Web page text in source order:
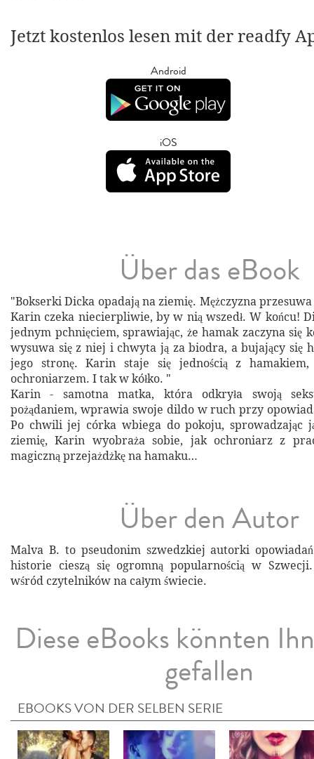
Jetzt kostenlos lesen mit der readfy
Android
iOS
Über das eBook
"Bokserki Dicka opadają na ziemię. Mężczyzna
Karin czeka niecierpliwie, by w nią wszedł. W końcu!
jednym pchnięciem, sprawiając, że hamak zaczyna się
wysuwa się z niej i chwyta ją za biodra, a bujający się
jego stronę. Karin staje się jednością z
ochroniarzem. I tak w kółko. "
Karin - samotna matka, która odkryła swoją
pożądaniem, wprawia swoje dildo w ruch przy
Po chwili jej córka wbiega do pokoju, sprowadzając
ziemię, Karin wyobraża sobie, jak ochroniarz z
magiczną przejażdżkę na hamaku…
Über den Autor
Malva B. to pseudonim szwedzkiej autorki
historie cieszą się ogromną popularnością w Szwecji.
wśród czytelników na całym świecie.
Diese eBooks könnten
gefallen
EBOOKS VON DER SELBEN SERIE